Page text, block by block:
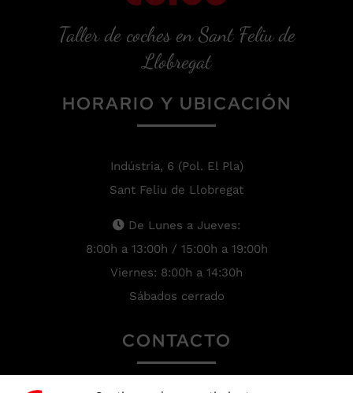
Taller de coches en Sant Feliu de
Llobregat
HORARIO Y UBICACIÓN
Indústria, 6 (Pol. El Pla)
Sant Feliu de Llobregat
De Lunes a Jueves:
8:00h a 13:00h / 15:00h a 19:00h
Viernes: 8:00h a 14:30h
Sábados cerrado
CONTACTO